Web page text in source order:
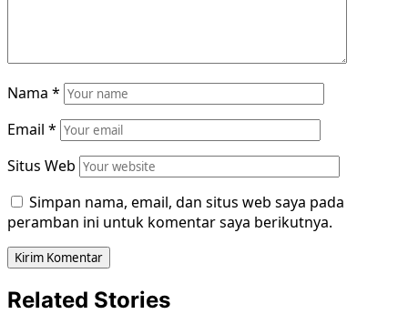
Nama *
Email *
Situs Web
Simpan nama, email, dan situs web saya pada
peramban ini untuk komentar saya berikutnya.
Related Stories